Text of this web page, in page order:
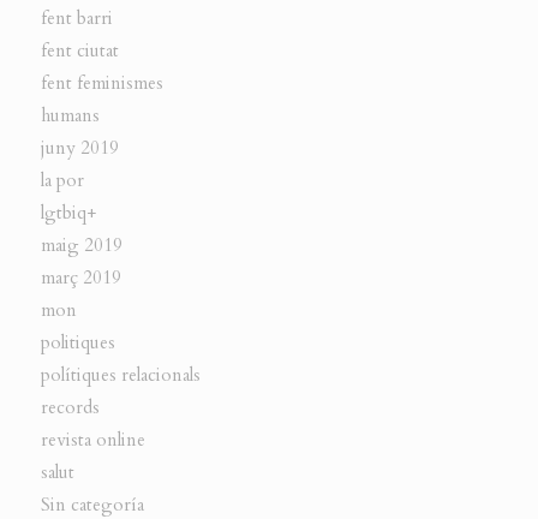
fent barri
fent ciutat
fent feminismes
humans
juny 2019
la por
lgtbiq+
maig 2019
març 2019
mon
politiques
polítiques relacionals
records
revista online
salut
Sin categoría